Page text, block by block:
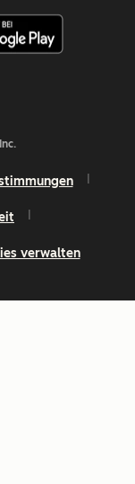
verwalten